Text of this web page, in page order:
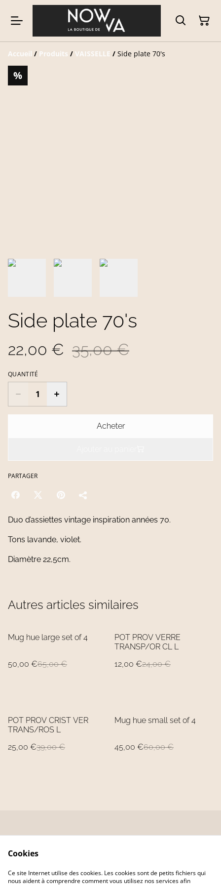
Accueil / Produits / VAISSELLE / Side plate 70's
%
Side plate 70's
22,00 € 35,00 €
QUANTITÉ
Acheter
PARTAGER
Duo d’assiettes vintage inspiration années 70.
Tons lavande, violet.
Diamètre 22,5cm.
Autres articles similaires
%
Mug hue large set of 4
50,00 €65,00 €
%
POT PROV VERRE
TRANSP/OR CL L
12,00 €24,00 €
%
POT PROV CRIST VER
TRANS/ROS L
25,00 €39,00 €
%
Mug hue small set of 4
45,00 €60,00 €
Contactez-nous Conditions
Politique de
confidentialité
Politique de cookies
Cookies
Ce site Internet utilise des cookies. Les cookies sont de petits fichiers qui
nous aident à comprendre comment vous utilisez nos services afin